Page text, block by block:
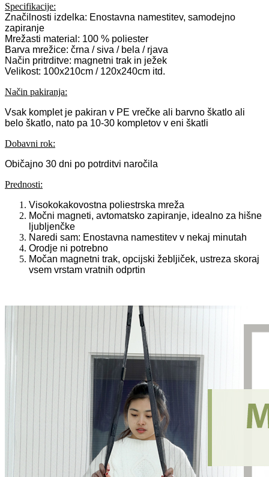
Specifikacije:
Značilnosti izdelka: Enostavna namestitev, samodejno
zapiranje
Mrežasti material: 100 % poliester
Barva mrežice: črna / siva / bela / rjava
Način pritrditve: magnetni trak in ježek
Velikost: 100x210cm / 120x240cm itd.
Način pakiranja:
Vsak komplet je pakiran v PE vrečke ali barvno škatlo ali
belo škatlo, nato pa 10-30 kompletov v eni škatli
Dobavni rok:
Običajno 30 dni po potrditvi naročila
Prednosti:
Visokokakovostna poliestrska mreža
Močni magneti, avtomatsko zapiranje, idealno za hišne
ljubljenčke
Naredi sam: Enostavna namestitev v nekaj minutah
Orodje ni potrebno
Močan magnetni trak, opcijski žebljiček, ustreza skoraj
vsem vrstam vratnih odprtin